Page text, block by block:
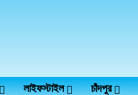
লাইফস্টাইল চাঁদপুর